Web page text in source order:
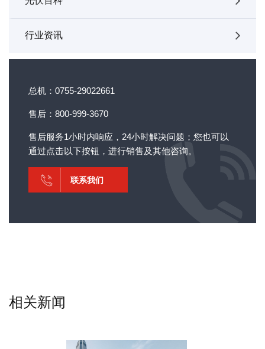
行业资讯
总机：0755-29022661
售后：800-999-3670
售后服务1小时内响应，24小时解决问题；您也可以
通过点击以下按钮，进行销售及其他咨询。
联系我们
相关新闻